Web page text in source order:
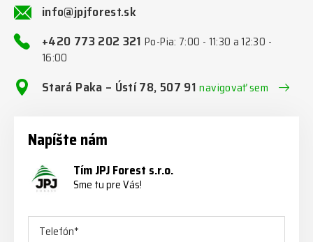
info@jpjforest.sk
+420 773 202 321Po-Pia: 7:00 - 11:30 a 12:30 -
16:00
Stará Paka – Ústí 78, 507 91navigovať sem
Napíšte nám
Tím JPJ Forest s.r.o.
Sme tu pre Vás!